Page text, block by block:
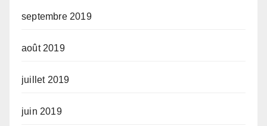
septembre 2019
août 2019
juillet 2019
juin 2019